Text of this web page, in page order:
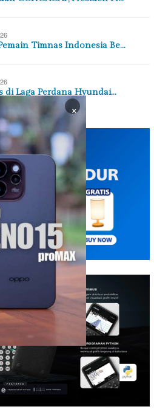
Timnas Indonesia Be…
di Laga Perdana Hyundai…
×